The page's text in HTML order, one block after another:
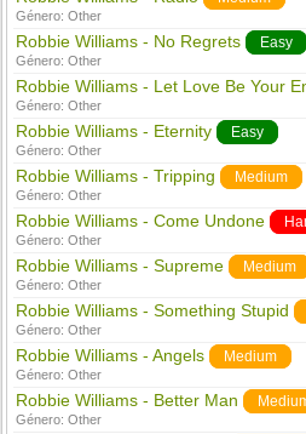
Género:Other
Robbie Williams - No Regrets Easy
Género:Other
Robbie Williams - Let Love Be Your
Género:Other
Robbie Williams - Eternity Easy
Género:Other
Robbie Williams - Tripping Medium
Género:Other
Robbie Williams - Come Undone
Género:Other
Robbie Williams - Supreme Medium
Género:Other
Robbie Williams - Something Stupid
Género:Other
Robbie Williams - Angels Medium
Género:Other
Robbie Williams - Better Man
Género:Other